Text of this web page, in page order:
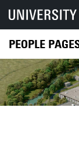
PEOPLE